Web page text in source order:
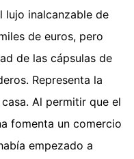
lujo inalcanzable de
de euros, pero
de las cápsulas de
Representa la
Al permitir que el
fomenta un comercio
empezado a